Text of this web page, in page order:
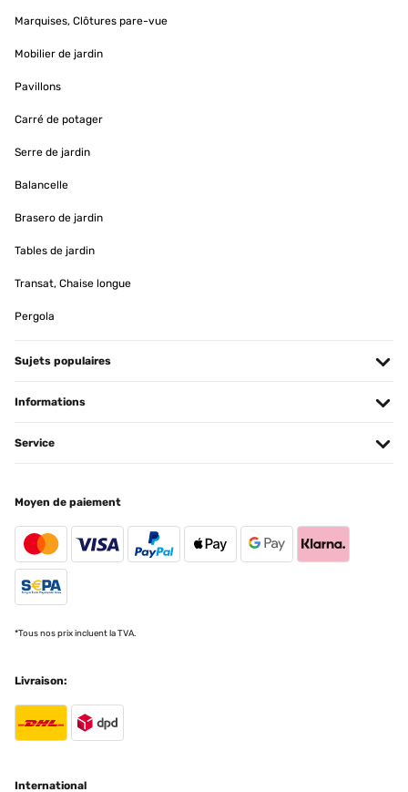
Marquises, Clôtures pare-vue
Mobilier de jardin
Pavillons
Carré de potager
Serre de jardin
Balancelle
Brasero de jardin
Tables de jardin
Transat, Chaise longue
Pergola
Sujets populaires
Informations
Service
Moyen de paiement
*Tous nos prix incluent la TVA.
Livraison:
International